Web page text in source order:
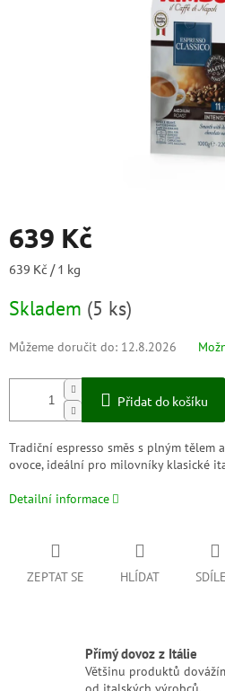
639 Kč
Měrná
639 Kč / 1 kg
Skladem (5 ks)
Můžeme doručit do: 12.8.2026
Přidat do košíku
Tradiční espresso směs s plným tělem
ovoce, ideální pro milovníky klasické
Detailní informace
ZEPTAT SE HLÍDAT
Přímý dovoz z Itálie
Většinu produktů